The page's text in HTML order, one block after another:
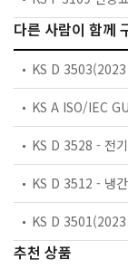
다른 사람이 함께
KS D
KS D 3528 - 전
KS D 3512 - 냉
KS D 3501(2023
추천 상품